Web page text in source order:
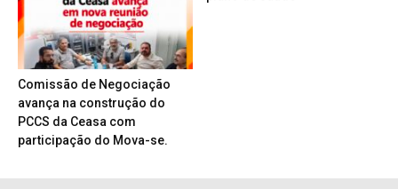
Comissão de Negociação
avança na construção do
PCCS da Ceasa com
participação do Mova-se.